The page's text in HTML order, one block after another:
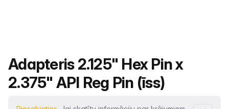
Produkta nosaukums
Adapteris 2.125" Hex Pin x
2.375" API Reg Pin (īss)